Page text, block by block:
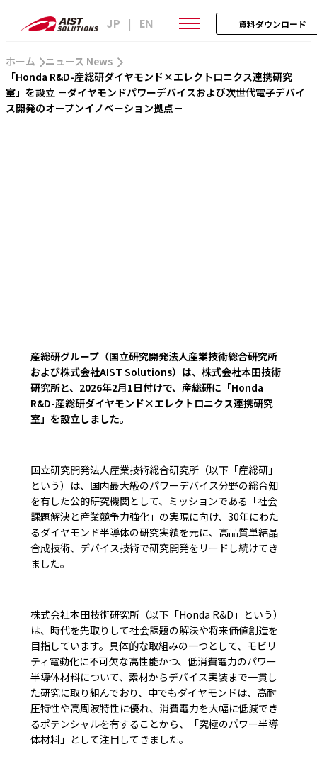
JP | EN 資料ダウンロード
ホーム
ニュース News
「Honda R&D-産総研ダイヤモンド×エレクトロニクス連携研究
室」を設立 －ダイヤモンドパワーデバイスおよび次世代電子デバイ
ス開発のオープンイノベーション拠点－
産総研グループ（国立研究開発法人産業技術総合研究所
および株式会社AIST Solutions）は、株式会社本田技術
研究所と、2026年2月1日付けで、産総研に「Honda
R&D-産総研ダイヤモンド×エレクトロニクス連携研究
室」を設立しました。
国立研究開発法人産業技術総合研究所（以下「産総研」
という）は、国内最大級のパワーデバイス分野の総合知
を有した公的研究機関として、ミッションである「社会
課題解決と産業競争力強化」の実現に向け、30年にわた
るダイヤモンド半導体の研究実績を元に、高品質単結晶
合成技術、デバイス技術で研究開発をリードし続けてき
ました。
株式会社本田技術研究所（以下「Honda R&D」という）
は、時代を先取りして社会課題の解決や将来価値創造を
目指しています。具体的な取組みの一つとして、モビリ
ティ電動化に不可欠な高性能かつ、低消費電力のパワー
半導体材料について、素材からデバイス実装まで一貫し
た研究に取り組んでおり、中でもダイヤモンドは、高耐
圧特性や高周波特性に優れ、消費電力を大幅に低減でき
るポテンシャルを有することから、「究極のパワー半導
体材料」として注目してきました。